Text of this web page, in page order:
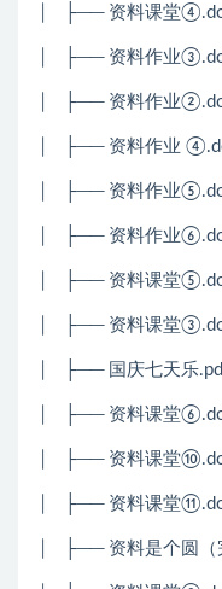
│ ├── 资料课堂
│ ├── 资料作业
│ ├── 资料作业
│ ├── 资料作业
│ ├── 资料作业
│ ├── 资料作业
│ ├── 资料课堂
│ ├── 资料课堂
│ ├── 国庆七天乐
│ ├── 资料课堂
│ ├── 资料课堂
│ ├── 资料课堂
│ ├── 资料是个圆（